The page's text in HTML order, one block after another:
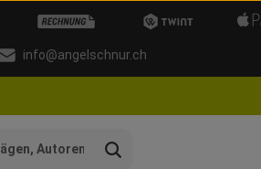
info@angelschnur.ch